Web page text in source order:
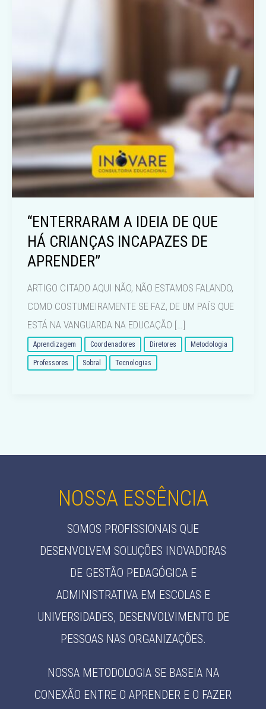
“ENTERRARAM A IDEIA DE QUE
HÁ CRIANÇAS INCAPAZES DE
APRENDER”
ARTIGO CITADO AQUI NÃO, NÃO ESTAMOS FALANDO,
COMO COSTUMEIRAMENTE SE FAZ, DE UM PAÍS QUE
ESTÁ NA VANGUARDA NA EDUCAÇÃO […]
Aprendizagem Coordenadores Diretores Metodologia
Professores Sobral Tecnologias
NOSSA ESSÊNCIA
SOMOS PROFISSIONAIS QUE
DESENVOLVEM SOLUÇÕES INOVADORAS
DE GESTÃO PEDAGÓGICA E
ADMINISTRATIVA EM ESCOLAS E
UNIVERSIDADES, DESENVOLVIMENTO DE
PESSOAS NAS ORGANIZAÇÕES.
NOSSA METODOLOGIA SE BASEIA NA
CONEXÃO ENTRE O APRENDER E O FAZER